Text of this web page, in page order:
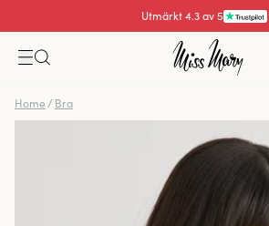
Utmärkt 4.3 av 5
Home / Bra